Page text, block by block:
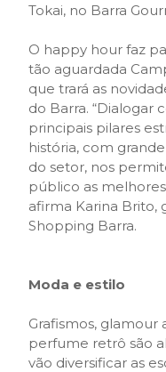
Tokai, no Barra
O happy hour faz
tão aguardada
que trará as
do Barra.
principais pilares
história, com
do setor, nos
público as
afirma Karina Brito,
Shopping Barra.
Moda e estilo
Grafismos,
perfume retrô são
vão diversificar as